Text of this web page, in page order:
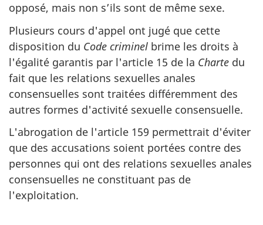
opposé, mais non s’ils sont de même sexe.
Plusieurs cours d'appel ont jugé que cette
disposition du Code criminel brime les droits à
l'égalité garantis par l'article 15 de la Charte du
fait que les relations sexuelles anales
consensuelles sont traitées différemment des
autres formes d'activité sexuelle consensuelle.
L'abrogation de l'article 159 permettrait d'éviter
que des accusations soient portées contre des
personnes qui ont des relations sexuelles anales
consensuelles ne constituant pas de
l'exploitation.